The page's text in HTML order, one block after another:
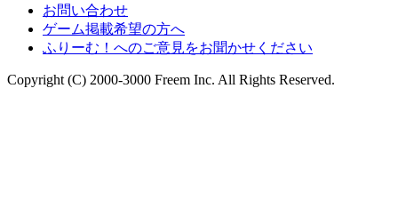
お問い合わせ
ゲーム掲載希望の方へ
ふりーむ！へのご意見をお聞かせください
Copyright (C) 2000-3000 Freem Inc. All Rights Reserved.